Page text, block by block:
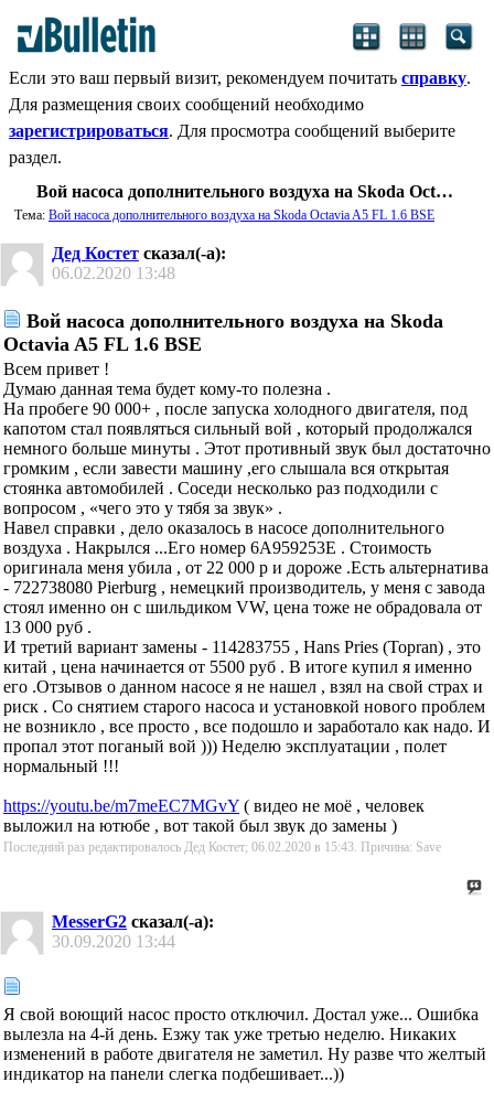
Если это ваш первый визит, рекомендуем почитать справку.
Для размещения своих сообщений необходимо
зарегистрироваться. Для просмотра сообщений выберите
раздел.
Вой насоса дополнительного воздуха на Skoda Octavia A5 FL 1.6 BSE
Тема: Вой насоса дополнительного воздуха на Skoda Octavia A5 FL 1.6 BSE
Дед Костет сказал(-а):
06.02.2020 13:48
Вой насоса дополнительного воздуха на Skoda
Octavia A5 FL 1.6 BSE
Всем привет !
Думаю данная тема будет кому-то полезна .
На пробеге 90 000+ , после запуска холодного двигателя, под
капотом стал появляться сильный вой , который продолжался
немного больше минуты . Этот противный звук был достаточно
громким , если завести машину ,его слышала вся открытая
стоянка автомобилей . Соседи несколько раз подходили с
вопросом , «чего это у тябя за звук» .
Навел справки , дело оказалось в насосе дополнительного
воздуха . Накрылся ...Его номер 6A959253E . Стоимость
оригинала меня убила , от 22 000 р и дороже .Есть альтернатива
- 722738080 Pierburg , немецкий производитель, у меня с завода
стоял именно он с шильдиком VW, цена тоже не обрадовала от
13 000 руб .
И третий вариант замены - 114283755 , Hans Pries (Topran) , это
китай , цена начинается от 5500 руб . В итоге купил я именно
его .Отзывов о данном насосе я не нашел , взял на свой страх и
риск . Со снятием старого насоса и установкой нового проблем
не возникло , все просто , все подошло и заработало как надо. И
пропал этот поганый вой ))) Неделю эксплуатации , полет
нормальный !!!
https://youtu.be/m7meEC7MGvY ( видео не моё , человек
выложил на ютюбе , вот такой был звук до замены )
Последний раз редактировалось Дед Костет; 06.02.2020 в 15:43. Причина: Save
MesserG2 сказал(-а):
30.09.2020 13:44
Я свой воющий насос просто отключил. Достал уже... Ошибка
вылезла на 4-й день. Езжу так уже третью неделю. Никаких
изменений в работе двигателя не заметил. Ну разве что желтый
индикатор на панели слегка подбешивает...))